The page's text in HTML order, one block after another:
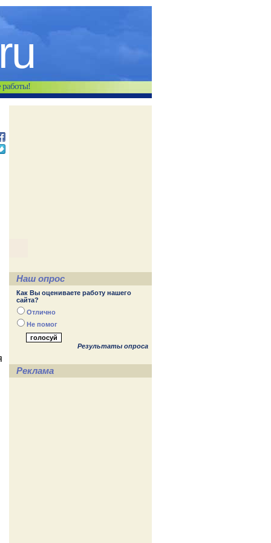
работы!
Наш опрос
Как Вы оцениваете работу нашего
сайта?
Отлично
Не помог
Результаты опроса
Реклама